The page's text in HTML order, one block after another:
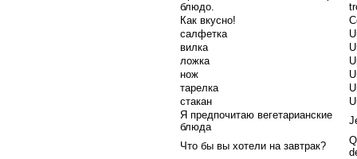
блюдо.
Как вкусно!
салфетка
вилка
ложка
нож
тарелка
стакан
Я предпочитаю вегетарианские
блюда
Что бы вы хотели на завтрак?